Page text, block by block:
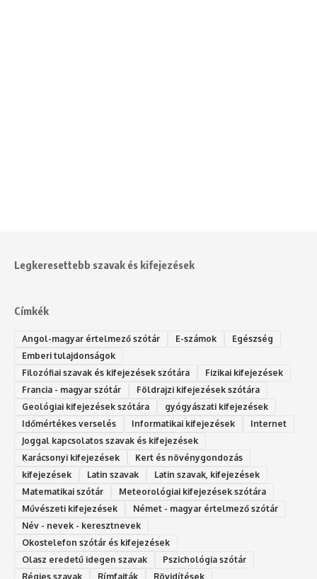
Legkeresettebb szavak és kifejezések
Címkék
Angol-magyar értelmező szótár E-számok
Egészség
Emberi tulajdonságok
Filozófiai szavak és kifejezések szótára
Fizikai kifejezések
Francia - magyar szótár
Földrajzi kifejezések szótára
Geológiai kifejezések szótára
gyógyászati kifejezések
Időmértékes verselés
Informatikai kifejezések
Internet
Joggal kapcsolatos szavak és kifejezések
Karácsonyi kifejezések
Kert és növénygondozás
kifejezések
Latin szavak
Latin szavak, kifejezések
Matematikai szótár
Meteorológiai kifejezések szótára
Művészeti kifejezések
Német - magyar értelmező szótár
Név - nevek - keresztnevek
Okostelefon szótár és kifejezések
Olasz eredetű idegen szavak
Ps‮gólohciz‬ia s‮átóz‬r
Régies szavak
Rímfajták Rövidítések